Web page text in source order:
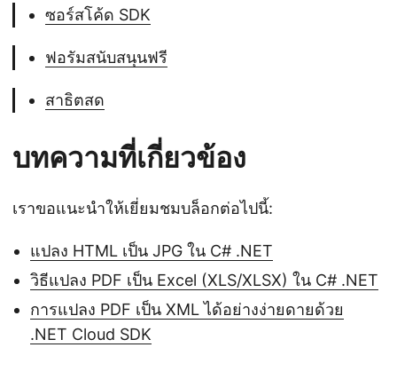
ซอร์สโค้ด SDK
ฟอรัมสนับสนุนฟรี
สาธิตสด
บทความที่เกี่ยวข้อง
เราขอแนะนำให้เยี่ยมชมบล็อกต่อไปนี้:
แปลง HTML เป็น JPG ใน C# .NET
วิธีแปลง PDF เป็น Excel (XLS/XLSX) ใน C# .NET
การแปลง PDF เป็น XML ได้อย่างง่ายดายด้วย
.NET Cloud SDK